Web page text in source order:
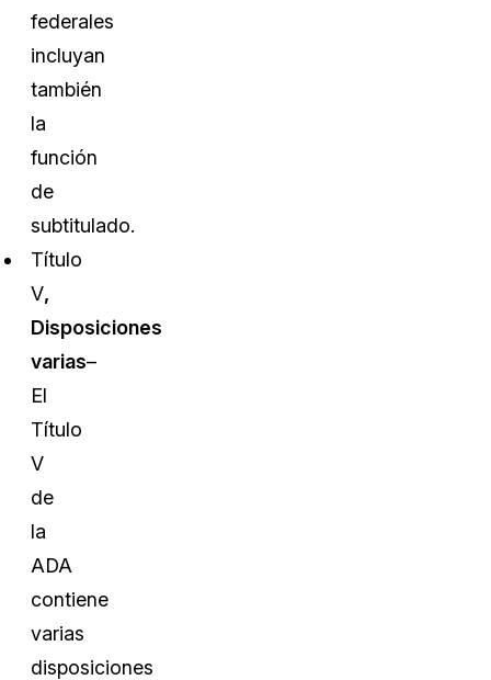
federales
incluyan
también
la
función
de
subtitulado.
Título
V,
Disposiciones
varias–
El
Título
V
de
la
ADA
contiene
varias
disposiciones